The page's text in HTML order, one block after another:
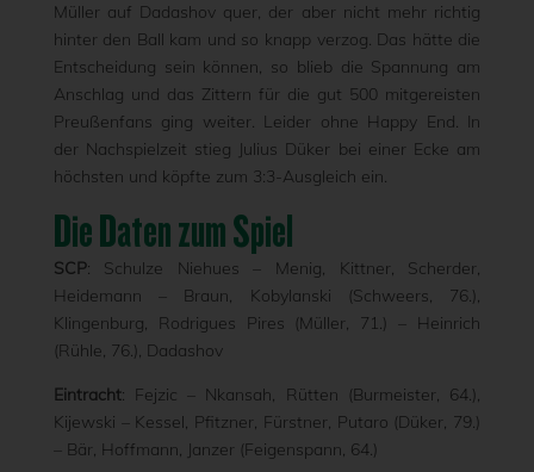
Müller auf Dadashov quer, der aber nicht mehr richtig
hinter den Ball kam und so knapp verzog. Das hätte die
Entscheidung sein können, so blieb die Spannung am
Anschlag und das Zittern für die gut 500 mitgereisten
Preußenfans ging weiter. Leider ohne Happy End. In
der Nachspielzeit stieg Julius Düker bei einer Ecke am
höchsten und köpfte zum 3:3-Ausgleich ein.
Die Daten zum Spiel
SCP: Schulze Niehues – Menig, Kittner, Scherder,
Heidemann – Braun, Kobylanski (Schweers, 76.),
Klingenburg, Rodrigues Pires (Müller, 71.) – Heinrich
(Rühle, 76.), Dadashov
Eintracht: Fejzic – Nkansah, Rütten (Burmeister, 64.),
Kijewski – Kessel, Pfitzner, Fürstner, Putaro (Düker, 79.)
– Bär, Hoffmann, Janzer (Feigenspann, 64.)